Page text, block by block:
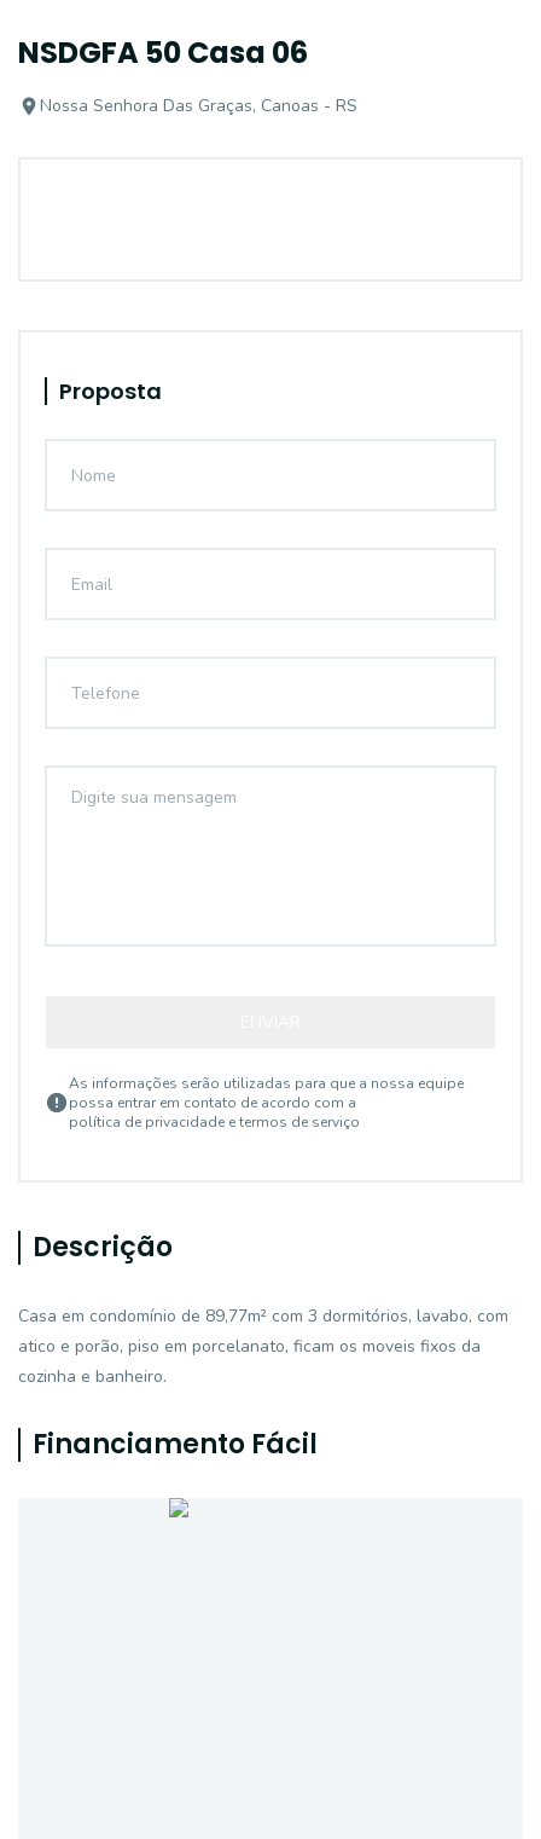
NSDGFA 50 Casa 06
Nossa Senhora Das Graças, Canoas - RS
Proposta
As informações serão utilizadas para que a nossa equipe
possa entrar em contato de acordo com a
política de privacidade e termos de serviço
Descrição
Casa em condomínio de 89,77m² com 3 dormitórios, lavabo, com
atico e porão, piso em porcelanato, ficam os moveis fixos da
cozinha e banheiro.
Financiamento Fácil